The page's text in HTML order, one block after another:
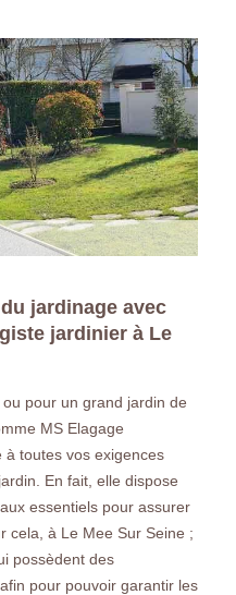
jardinage avec
jardinier à Le
pour un grand jardin de
MS Elagage
à toutes vos exigences
En fait, elle dispose
essentiels pour assurer
cela, à Le Mee Sur Seine ;
possèdent des
pour pouvoir garantir les